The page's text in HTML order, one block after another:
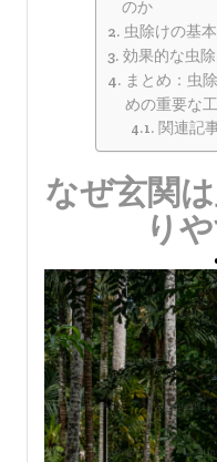
のか
虫除けの基
効果的な虫
まとめ：虫
めの重要な
関連記
なぜ玄関
り